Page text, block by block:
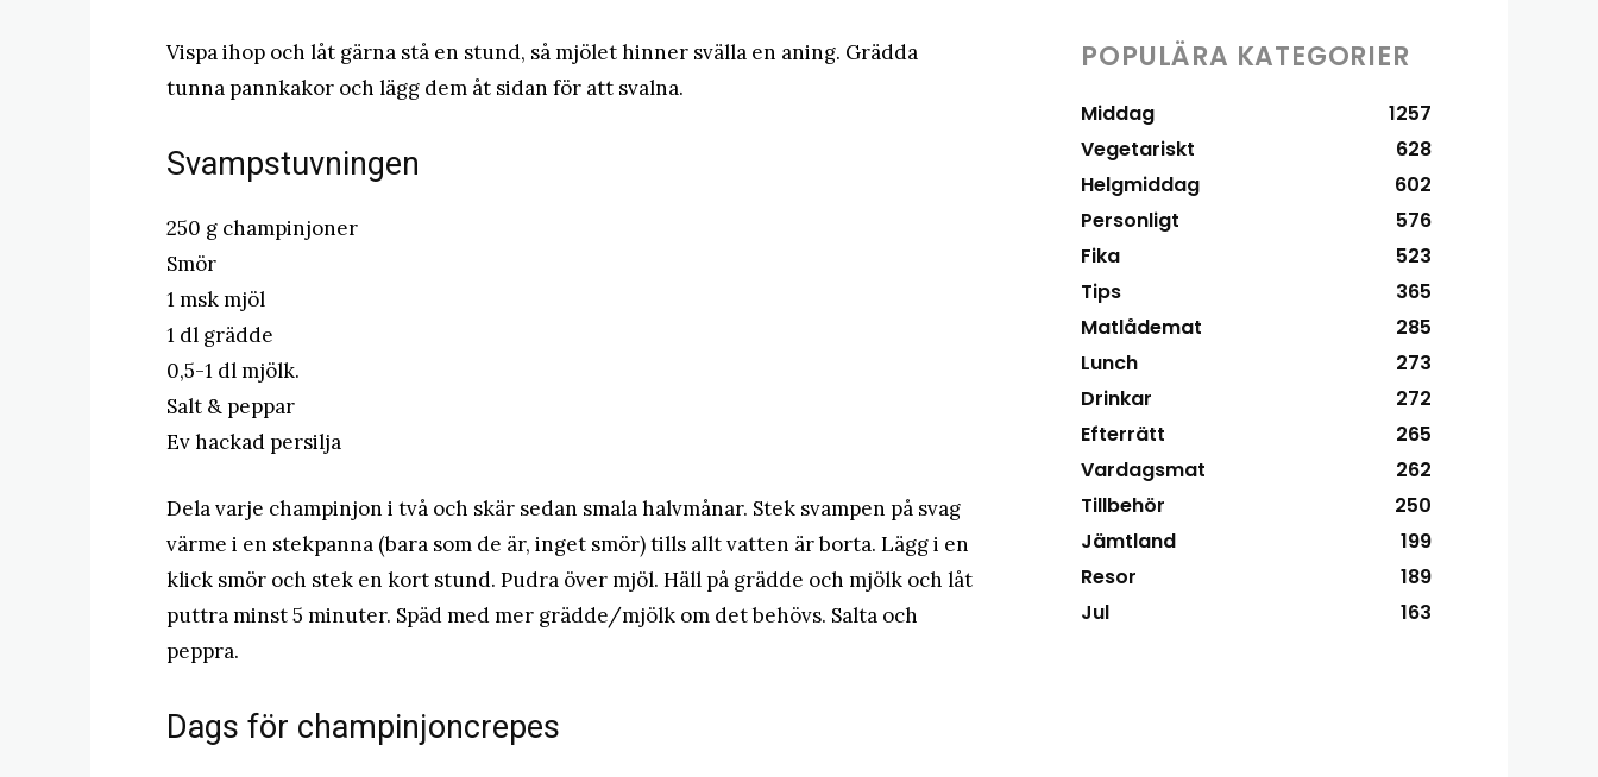
Vispa ihop och låt gärna stå en stund, så mjölet hinner svälla en aning. Grädda
tunna pannkakor och lägg dem åt sidan för att svalna.
Svampstuvningen
250 g champinjoner
Smör
1 msk mjöl
1 dl grädde
0,5-1 dl mjölk.
Salt & peppar
Ev hackad persilja
Dela varje champinjon i två och skär sedan smala halvmånar. Stek svampen på svag
värme i en stekpanna (bara som de är, inget smör) tills allt vatten är borta. Lägg i en
klick smör och stek en kort stund. Pudra över mjöl. Häll på grädde och mjölk och låt
puttra minst 5 minuter. Späd med mer grädde/mjölk om det behövs. Salta och
peppra.
Dags för champinjoncrepes
POPULÄRA KATEGORIER
Middag
1257
Vegetariskt
628
Helgmiddag
602
Personligt
576
Fika
523
Tips
365
Matlådemat
285
Lunch
273
Drinkar
272
Efterrätt
265
Vardagsmat
262
Tillbehör
250
Jämtland
199
Resor
189
Jul
163